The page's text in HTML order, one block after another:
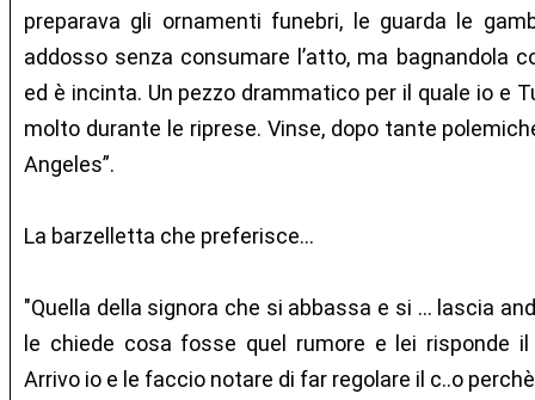
preparava gli ornamenti funebri, le guarda le
addosso senza consumare l’atto, ma bagnandola
ed è incinta. Un pezzo drammatico per il quale io e
molto durante le riprese. Vinse, dopo tante
Angeles”.
La barzelletta che preferisce...
"Quella della signora che si abbassa e si ... lascia
le chiede cosa fosse quel rumore e lei risponde il
Arrivo io e le faccio notare di far regolare il c..o